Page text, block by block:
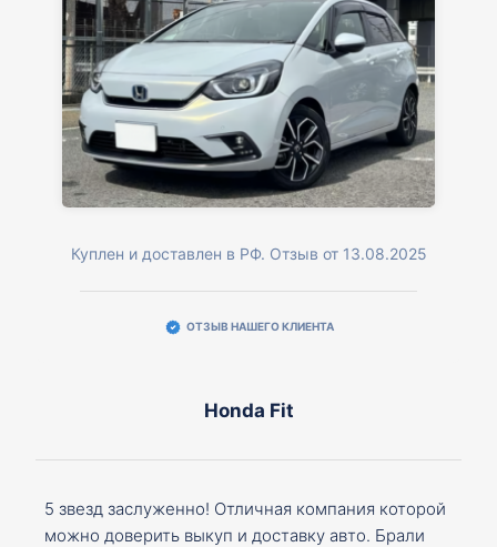
Куплен и доставлен в РФ. Отзыв от 13.08.2025
ОТЗЫВ НАШЕГО КЛИЕНТА
Honda Fit
5 звезд заслуженно! Отличная компания которой
можно доверить выкуп и доставку авто. Брали